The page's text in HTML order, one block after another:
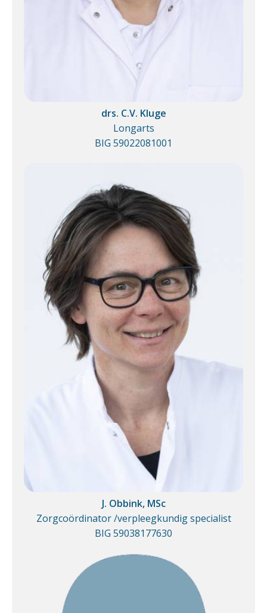
drs. C.V. Kluge
Longarts
BIG 59022081001
J. Obbink, MSc
Zorgcoördinator /verpleegkundig specialist
BIG 59038177630